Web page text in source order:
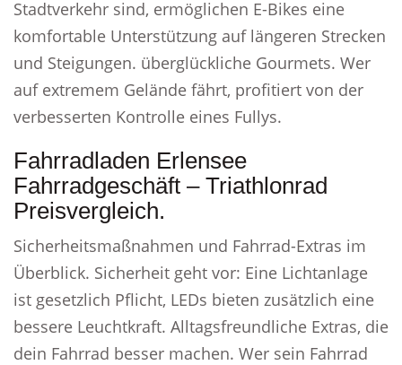
Stadtverkehr sind, ermöglichen E-Bikes eine
komfortable Unterstützung auf längeren Strecken
und Steigungen. überglückliche Gourmets. Wer
auf extremem Gelände fährt, profitiert von der
verbesserten Kontrolle eines Fullys.
Fahrradladen Erlensee
Fahrradgeschäft – Triathlonrad
Preisvergleich.
Sicherheitsmaßnahmen und Fahrrad-Extras im
Überblick. Sicherheit geht vor: Eine Lichtanlage
ist gesetzlich Pflicht, LEDs bieten zusätzlich eine
bessere Leuchtkraft. Alltagsfreundliche Extras, die
dein Fahrrad besser machen. Wer sein Fahrrad